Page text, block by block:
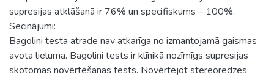
supresijas atklāšanā ir 76% un specifiskums – 100%.
Secinājumi:
Bagolini testa atrade nav atkarīga no izmantojamā gaismas
avota lieluma. Bagolini tests ir klīnikā nozīmīgs supresijas
skotomas novērtēšanas tests. Novērtējot stereoredzes